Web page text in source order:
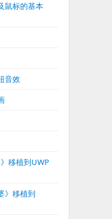
鼠标的基本
音效
移植到UWP
》移植到